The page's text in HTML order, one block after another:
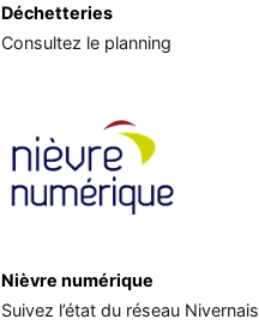
Déchetteries
Consultez le planning
Nièvre numérique
Suivez l’état du réseau Nivernais